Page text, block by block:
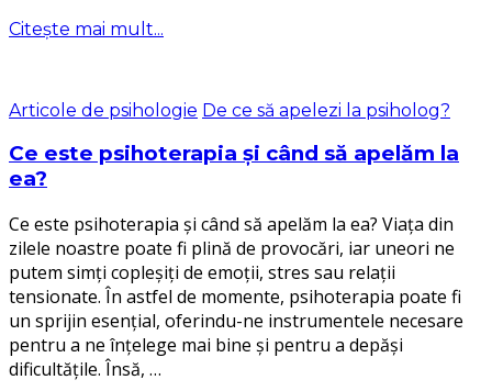
Citește mai mult...
Articole de psihologie De ce să apelezi la psiholog?
Ce este psihoterapia și când să apelăm la
ea?
Ce este psihoterapia și când să apelăm la ea? Viața din
zilele noastre poate fi plină de provocări, iar uneori ne
putem simți copleșiți de emoții, stres sau relații
tensionate. În astfel de momente, psihoterapia poate fi
un sprijin esențial, oferindu-ne instrumentele necesare
pentru a ne înțelege mai bine și pentru a depăși
dificultățile. Însă, …